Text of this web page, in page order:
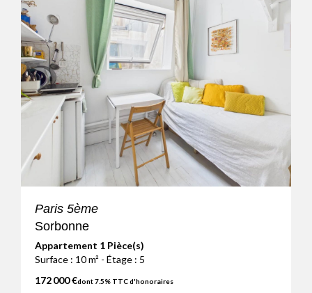
Paris 5ème
Sorbonne
Appartement 1 Pièce(s)
Surface : 10 m² - Étage : 5
172 000 €dont 7.5% TTC d'honoraires